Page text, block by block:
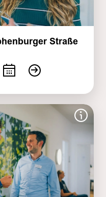
Straße